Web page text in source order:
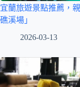
宜蘭旅遊景點推薦，
礁溪場」
2026-03-13